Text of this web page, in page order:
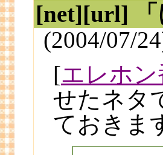
[net][url]
(2004/07/
[エレホ
せたネタ
ておきま